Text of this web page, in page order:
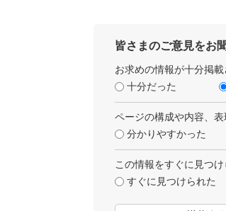
皆さまのご意見をお
お求めの情報が十分掲
十分だった
ページの構成や内容、
分かりやすかった
この情報をすぐに見つ
すぐに見つけられた